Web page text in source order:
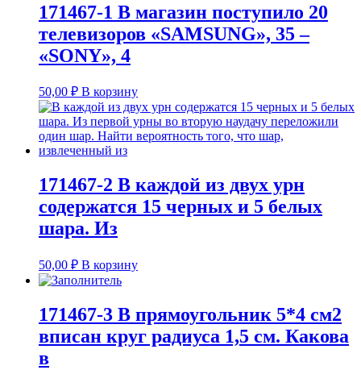
171467-1 В магазин поступило 20
телевизоров «SAMSUNG», 35 –
«SONY», 4
50,00 ₽ В корзину
171467-2 В каждой из двух урн
содержатся 15 черных и 5 белых
шара. Из
50,00 ₽ В корзину
171467-3 В прямоугольник 5*4 см2
вписан круг радиуса 1,5 см. Какова
в